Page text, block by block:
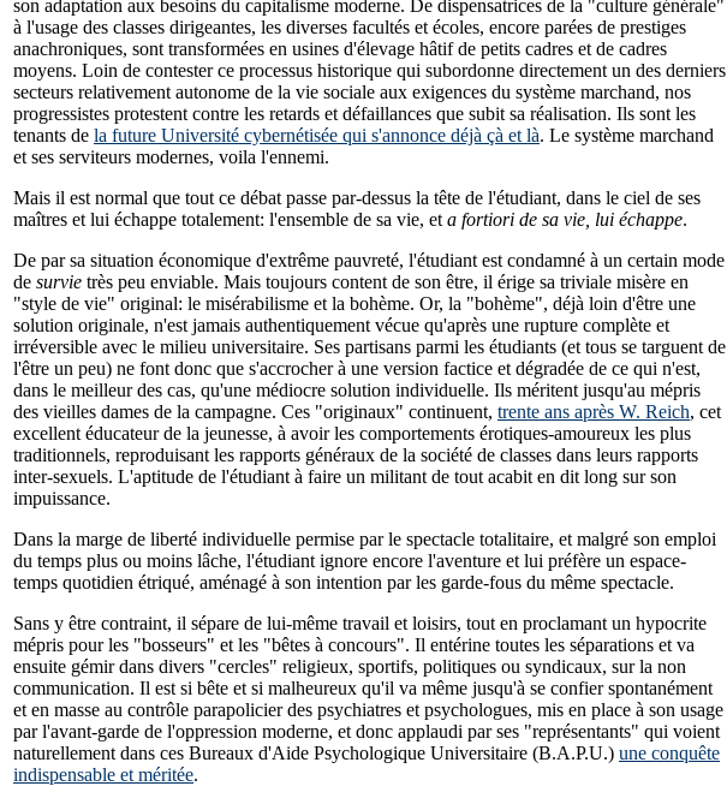
son adaptation aux besoins du capitalisme moderne. De dispensatrices de la "culture générale"
à l'usage des classes dirigeantes, les diverses facultés et écoles, encore parées de prestiges
anachroniques, sont transformées en usines d'élevage hâtif de petits cadres et de cadres
moyens. Loin de contester ce processus historique qui subordonne directement un des derniers
secteurs relativement autonome de la vie sociale aux exigences du système marchand, nos
progressistes protestent contre les retards et défaillances que subit sa réalisation. Ils sont les
tenants de la future Université cybernétisée qui s'annonce déjà çà et là. Le système marchand
et ses serviteurs modernes, voila l'ennemi.
Mais il est normal que tout ce débat passe par-dessus la tête de l'étudiant, dans le ciel de ses
maîtres et lui échappe totalement: l'ensemble de sa vie, et a fortiori de sa vie, lui échappe.
De par sa situation économique d'extrême pauvreté, l'étudiant est condamné à un certain mode
de survie très peu enviable. Mais toujours content de son être, il érige sa triviale misère en
"style de vie" original: le misérabilisme et la bohème. Or, la "bohème", déjà loin d'être une
solution originale, n'est jamais authentiquement vécue qu'après une rupture complète et
irréversible avec le milieu universitaire. Ses partisans parmi les étudiants (et tous se targuent de
l'être un peu) ne font donc que s'accrocher à une version factice et dégradée de ce qui n'est,
dans le meilleur des cas, qu'une médiocre solution individuelle. Ils méritent jusqu'au mépris
des vieilles dames de la campagne. Ces "originaux" continuent, trente ans après W. Reich, cet
excellent éducateur de la jeunesse, à avoir les comportements érotiques-amoureux les plus
traditionnels, reproduisant les rapports généraux de la société de classes dans leurs rapports
inter-sexuels. L'aptitude de l'étudiant à faire un militant de tout acabit en dit long sur son
impuissance.
Dans la marge de liberté individuelle permise par le spectacle totalitaire, et malgré son emploi
du temps plus ou moins lâche, l'étudiant ignore encore l'aventure et lui préfère un espace-
temps quotidien étriqué, aménagé à son intention par les garde-fous du même spectacle.
Sans y être contraint, il sépare de lui-même travail et loisirs, tout en proclamant un hypocrite
mépris pour les "bosseurs" et les "bêtes à concours". Il entérine toutes les séparations et va
ensuite gémir dans divers "cercles" religieux, sportifs, politiques ou syndicaux, sur la non
communication. Il est si bête et si malheureux qu'il va même jusqu'à se confier spontanément
et en masse au contrôle parapolicier des psychiatres et psychologues, mis en place à son usage
par l'avant-garde de l'oppression moderne, et donc applaudi par ses "représentants" qui voient
naturellement dans ces Bureaux d'Aide Psychologique Universitaire (B.A.P.U.) une conquête
indispensable et méritée.